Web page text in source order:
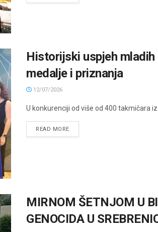
Historijski uspjeh
medalje i priznanja
12/07/2026
U konkurenciji od više od 400 takmičara
READ MORE
MIRNOM ŠETNJOM U
GENOCIDA U